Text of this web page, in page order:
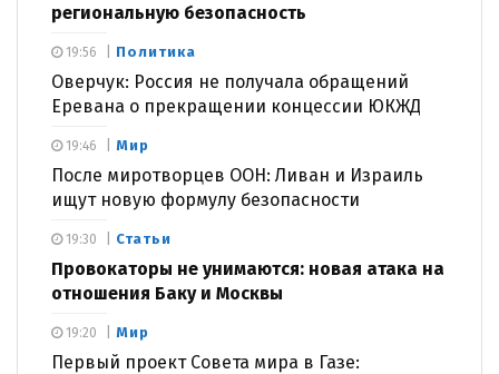
региональную безопасность
Политика
Оверчук: Россия не получала обращений
Еревана о прекращении концессии ЮКЖД
19:56
Мир
После миротворцев ООН: Ливан и Израиль
ищут новую формулу безопасности
19:46
Статьи
Провокаторы не унимаются: новая атака на
отношения Баку и Москвы
19:30
Мир
Первый проект Совета мира в Газе:
19:20